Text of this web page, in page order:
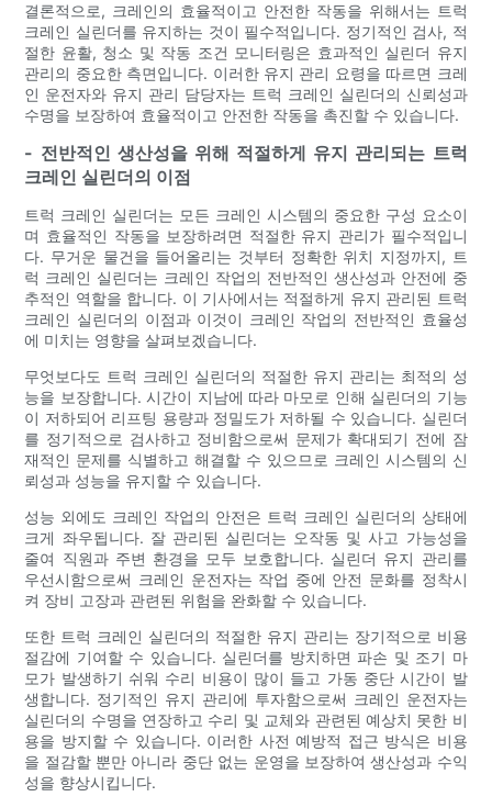
결론적으로, 크레인의 효율적이고 안전한 작동을 위해서는 트럭
크레인 실린더를 유지하는 것이 필수적입니다. 정기적인 검사, 적
절한 윤활, 청소 및 작동 조건 모니터링은 효과적인 실린더 유지
관리의 중요한 측면입니다. 이러한 유지 관리 요령을 따르면 크레
인 운전자와 유지 관리 담당자는 트럭 크레인 실린더의 신뢰성과
수명을 보장하여 효율적이고 안전한 작동을 촉진할 수 있습니다.
- 전반적인 생산성을 위해 적절하게 유지 관리되는 트럭
크레인 실린더의 이점
트럭 크레인 실린더는 모든 크레인 시스템의 중요한 구성 요소이
며 효율적인 작동을 보장하려면 적절한 유지 관리가 필수적입니
다. 무거운 물건을 들어올리는 것부터 정확한 위치 지정까지, 트
럭 크레인 실린더는 크레인 작업의 전반적인 생산성과 안전에 중
추적인 역할을 합니다. 이 기사에서는 적절하게 유지 관리된 트럭
크레인 실린더의 이점과 이것이 크레인 작업의 전반적인 효율성
에 미치는 영향을 살펴보겠습니다.
무엇보다도 트럭 크레인 실린더의 적절한 유지 관리는 최적의 성
능을 보장합니다. 시간이 지남에 따라 마모로 인해 실린더의 기능
이 저하되어 리프팅 용량과 정밀도가 저하될 수 있습니다. 실린더
를 정기적으로 검사하고 정비함으로써 문제가 확대되기 전에 잠
재적인 문제를 식별하고 해결할 수 있으므로 크레인 시스템의 신
뢰성과 성능을 유지할 수 있습니다.
성능 외에도 크레인 작업의 안전은 트럭 크레인 실린더의 상태에
크게 좌우됩니다. 잘 관리된 실린더는 오작동 및 사고 가능성을
줄여 직원과 주변 환경을 모두 보호합니다. 실린더 유지 관리를
우선시함으로써 크레인 운전자는 작업 중에 안전 문화를 정착시
켜 장비 고장과 관련된 위험을 완화할 수 있습니다.
또한 트럭 크레인 실린더의 적절한 유지 관리는 장기적으로 비용
절감에 기여할 수 있습니다. 실린더를 방치하면 파손 및 조기 마
모가 발생하기 쉬워 수리 비용이 많이 들고 가동 중단 시간이 발
생합니다. 정기적인 유지 관리에 투자함으로써 크레인 운전자는
실린더의 수명을 연장하고 수리 및 교체와 관련된 예상치 못한 비
용을 방지할 수 있습니다. 이러한 사전 예방적 접근 방식은 비용
을 절감할 뿐만 아니라 중단 없는 운영을 보장하여 생산성과 수익
성을 향상시킵니다.